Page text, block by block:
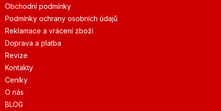
Obchodní podmínky
Podmínky ochrany osobních údajů
Reklamace a vrácení zboží
Doprava a platba
Revize
Kontakty
Ceníky
O nás
BLOG